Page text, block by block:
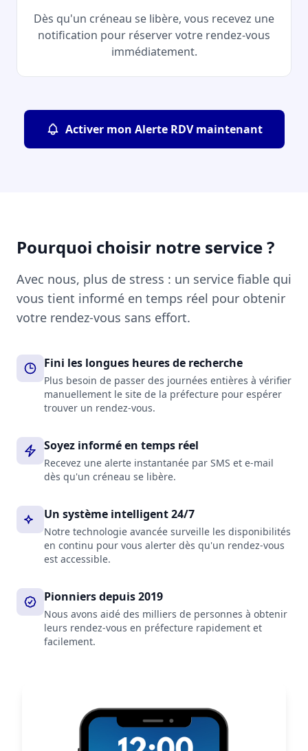
Dès qu'un créneau se libère, vous recevez une
notification pour réserver votre rendez-vous
immédiatement.
Activer mon Alerte RDV maintenant
Pourquoi choisir notre service ?
Avec nous, plus de stress : un service fiable qui
vous tient informé en temps réel pour obtenir
votre rendez-vous sans effort.
Fini les longues heures de recherche
Plus besoin de passer des journées entières à vérifier
manuellement le site de la préfecture pour espérer
trouver un rendez-vous.
Soyez informé en temps réel
Recevez une alerte instantanée par SMS et e-mail
dès qu'un créneau se libère.
Un système intelligent 24/7
Notre technologie avancée surveille les disponibilités
en continu pour vous alerter dès qu'un rendez-vous
est accessible.
Pionniers depuis 2019
Nous avons aidé des milliers de personnes à obtenir
leurs rendez-vous en préfecture rapidement et
facilement.